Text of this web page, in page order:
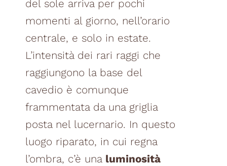
del sole arriva per pochi
momenti al giorno, nell’orario
centrale, e solo in estate.
L’intensità dei rari raggi che
raggiungono la base del
cavedio è comunque
frammentata da una griglia
posta nel lucernario. In questo
luogo riparato, in cui regna
l’ombra, c’è una luminosità